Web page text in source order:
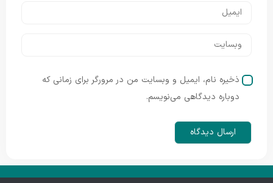
ذخیره نام، ایمیل و وبسایت من در مرورگر برای زمانی که
دوباره دیدگاهی می‌نویسم.